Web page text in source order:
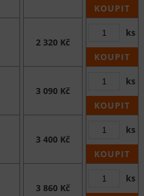
KOUPIT
2 320 Kč
ks
KOUPIT
3 090 Kč
ks
KOUPIT
3 400 Kč
ks
KOUPIT
3 860 Kč
ks